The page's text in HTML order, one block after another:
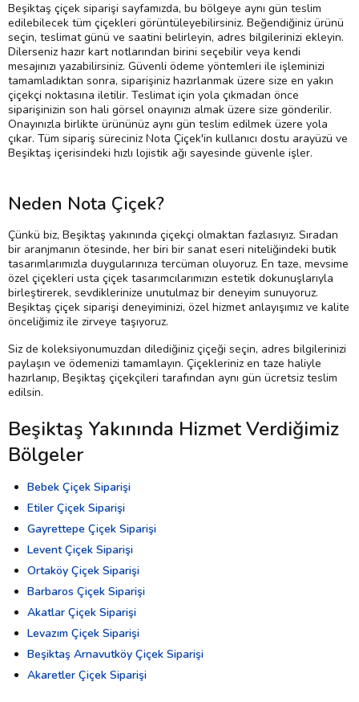
Beşiktaş çiçek siparişi sayfamızda, bu bölgeye aynı gün teslim
edilebilecek tüm çiçekleri görüntüleyebilirsiniz. Beğendiğiniz ürünü
seçin, teslimat günü ve saatini belirleyin, adres bilgilerinizi ekleyin.
Dilerseniz hazır kart notlarından birini seçebilir veya kendi
mesajınızı yazabilirsiniz. Güvenli ödeme yöntemleri ile işleminizi
tamamladıktan sonra, siparişiniz hazırlanmak üzere size en yakın
çiçekçi noktasına iletilir. Teslimat için yola çıkmadan önce
siparişinizin son hali görsel onayınızı almak üzere size gönderilir.
Onayınızla birlikte ürününüz aynı gün teslim edilmek üzere yola
çıkar. Tüm sipariş süreciniz Nota Çiçek'in kullanıcı dostu arayüzü ve
Beşiktaş içerisindeki hızlı lojistik ağı sayesinde güvenle işler.
Neden Nota Çiçek?
Çünkü biz, Beşiktaş yakınında çiçekçi olmaktan fazlasıyız. Sıradan
bir aranjmanın ötesinde, her biri bir sanat eseri niteliğindeki butik
tasarımlarımızla duygularınıza tercüman oluyoruz. En taze, mevsime
özel çiçekleri usta çiçek tasarımcılarımızın estetik dokunuşlarıyla
birleştirerek, sevdiklerinize unutulmaz bir deneyim sunuyoruz.
Beşiktaş çiçek siparişi deneyiminizi, özel hizmet anlayışımız ve kalite
önceliğimiz ile zirveye taşıyoruz.
Siz de koleksiyonumuzdan dilediğiniz çiçeği seçin, adres bilgilerinizi
paylaşın ve ödemenizi tamamlayın. Çiçekleriniz en taze haliyle
hazırlanıp, Beşiktaş çiçekçileri tarafından aynı gün ücretsiz teslim
edilsin.
Beşiktaş Yakınında Hizmet Verdiğimiz
Bölgeler
Bebek Çiçek Siparişi
Etiler Çiçek Siparişi
Gayrettepe Çiçek Siparişi
Levent Çiçek Siparişi
Ortaköy Çiçek Siparişi
Barbaros Çiçek Siparişi
Akatlar Çiçek Siparişi
Levazım Çiçek Siparişi
Beşiktaş Arnavutköy Çiçek Siparişi
Akaretler Çiçek Siparişi